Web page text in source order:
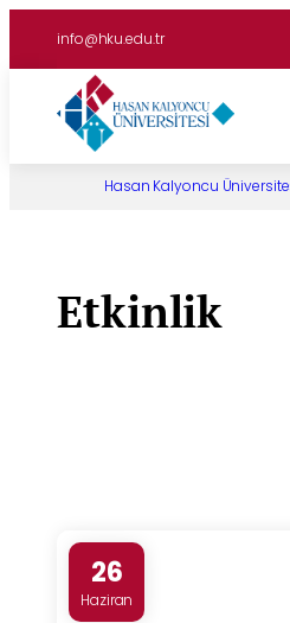
info@hku.edu.tr
Hasan Kalyoncu
Etkinlik
26
Haziran